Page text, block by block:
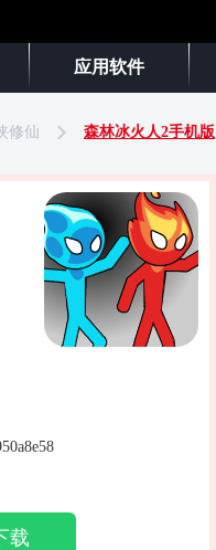
应用软件
修仙 森林冰火人2手机版
载